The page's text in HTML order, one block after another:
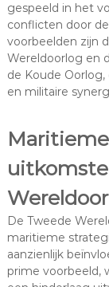
gespeeld in het
conflicten door
voorbeelden zijn
Wereldoorlog en
de Koude
en militaire
De Tweede
maritieme
aanzienlijk
prime voorbeeld,